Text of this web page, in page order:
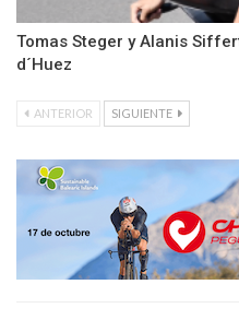
Tomas Steger y Alanis
d´Huez
ANTERIOR SIGUIENTE